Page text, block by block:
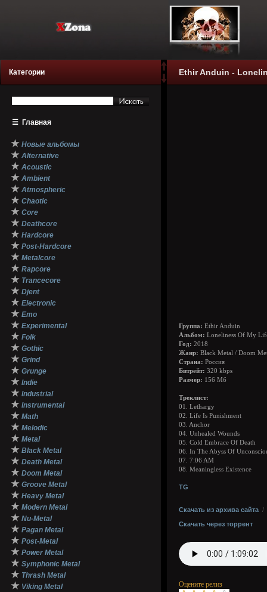
Категории
☰ Главная
★ Новые альбомы
★ Alternative
★ Acoustic
★ Ambient
★ Atmospheric
★ Chaotic
★ Core
★ Deathcore
★ Hardcore
★ Post-Hardcore
★ Metalcore
★ Rapcore
★ Trancecore
★ Djent
★ Electronic
★ Emo
★ Experimental
★ Folk
★ Gothic
★ Grind
★ Grunge
★ Indie
★ Industrial
★ Instrumental
★ Math
★ Melodic
★ Metal
★ Black Metal
★ Death Metal
★ Doom Metal
★ Groove Metal
★ Heavy Metal
★ Modern Metal
★ Nu-Metal
★ Pagan Metal
★ Post-Metal
★ Power Metal
★ Symphonic Metal
★ Thrash Metal
★ Viking Metal
Ethir Anduin -
Группа: Ethir Anduin
Альбом: Loneliness Of My
Год: 2018
Жанр: Black Metal / Doom
Страна: Россия
Битрейт: 320 kbps
Размер: 156 Мб
Треклист:
01. Lethargy
02. Life Is Punishment
03. Anchor
04. Unhealed Wounds
05. Cold Embrace Of Death
06. In The Abyss Of
07. 7:06 AM
08. Meaningless Existence
TG
Скачать из архива сайта /
Скачать через торрент
Оцените релиз